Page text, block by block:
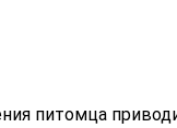
питомца